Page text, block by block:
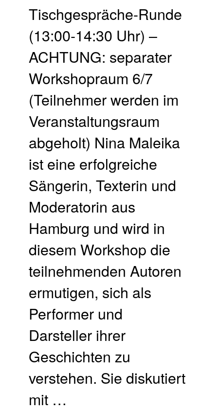
Tischgespräche-Runde
(13:00-14:30 Uhr) –
ACHTUNG: separater
Workshopraum 6/7
(Teilnehmer werden im
Veranstaltungsraum
abgeholt) Nina Maleika
ist eine erfolgreiche
Sängerin, Texterin und
Moderatorin aus
Hamburg und wird in
diesem Workshop die
teilnehmenden Autoren
ermutigen, sich als
Performer und
Darsteller ihrer
Geschichten zu
verstehen. Sie diskutiert
mit …